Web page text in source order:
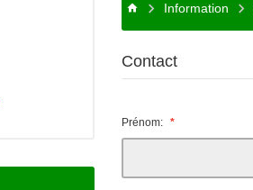
Information
Contact
Prénom: